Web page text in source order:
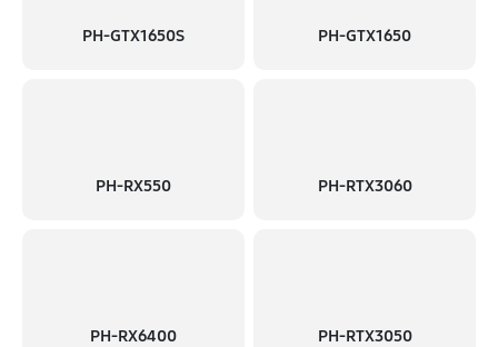
PH-GTX1650S PH-GTX1650
PH-RX550 PH-RTX3060
PH-RX6400 PH-RTX3050